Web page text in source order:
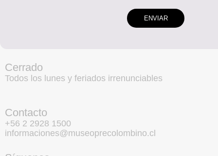
ENVIAR
Cerrado
Todos los lunes y feriados irrenunciables
Contacto
+56 2 2928 1500
informaciones@museoprecolombino.cl